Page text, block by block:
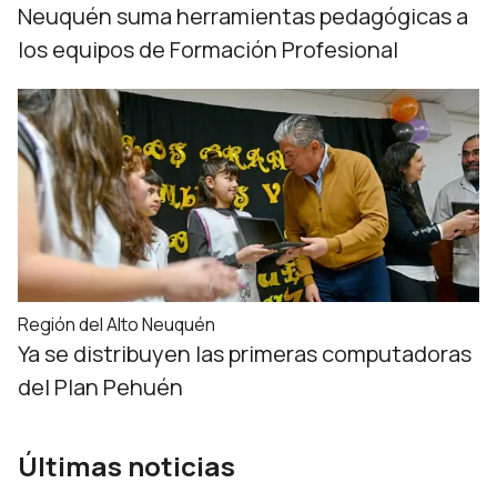
Neuquén suma herramientas pedagógicas a
los equipos de Formación Profesional
Región del Alto Neuquén
Ya se distribuyen las primeras computadoras
del Plan Pehuén
Últimas noticias